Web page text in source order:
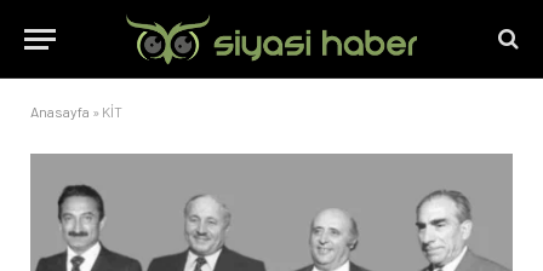
Anasayfa » KİT